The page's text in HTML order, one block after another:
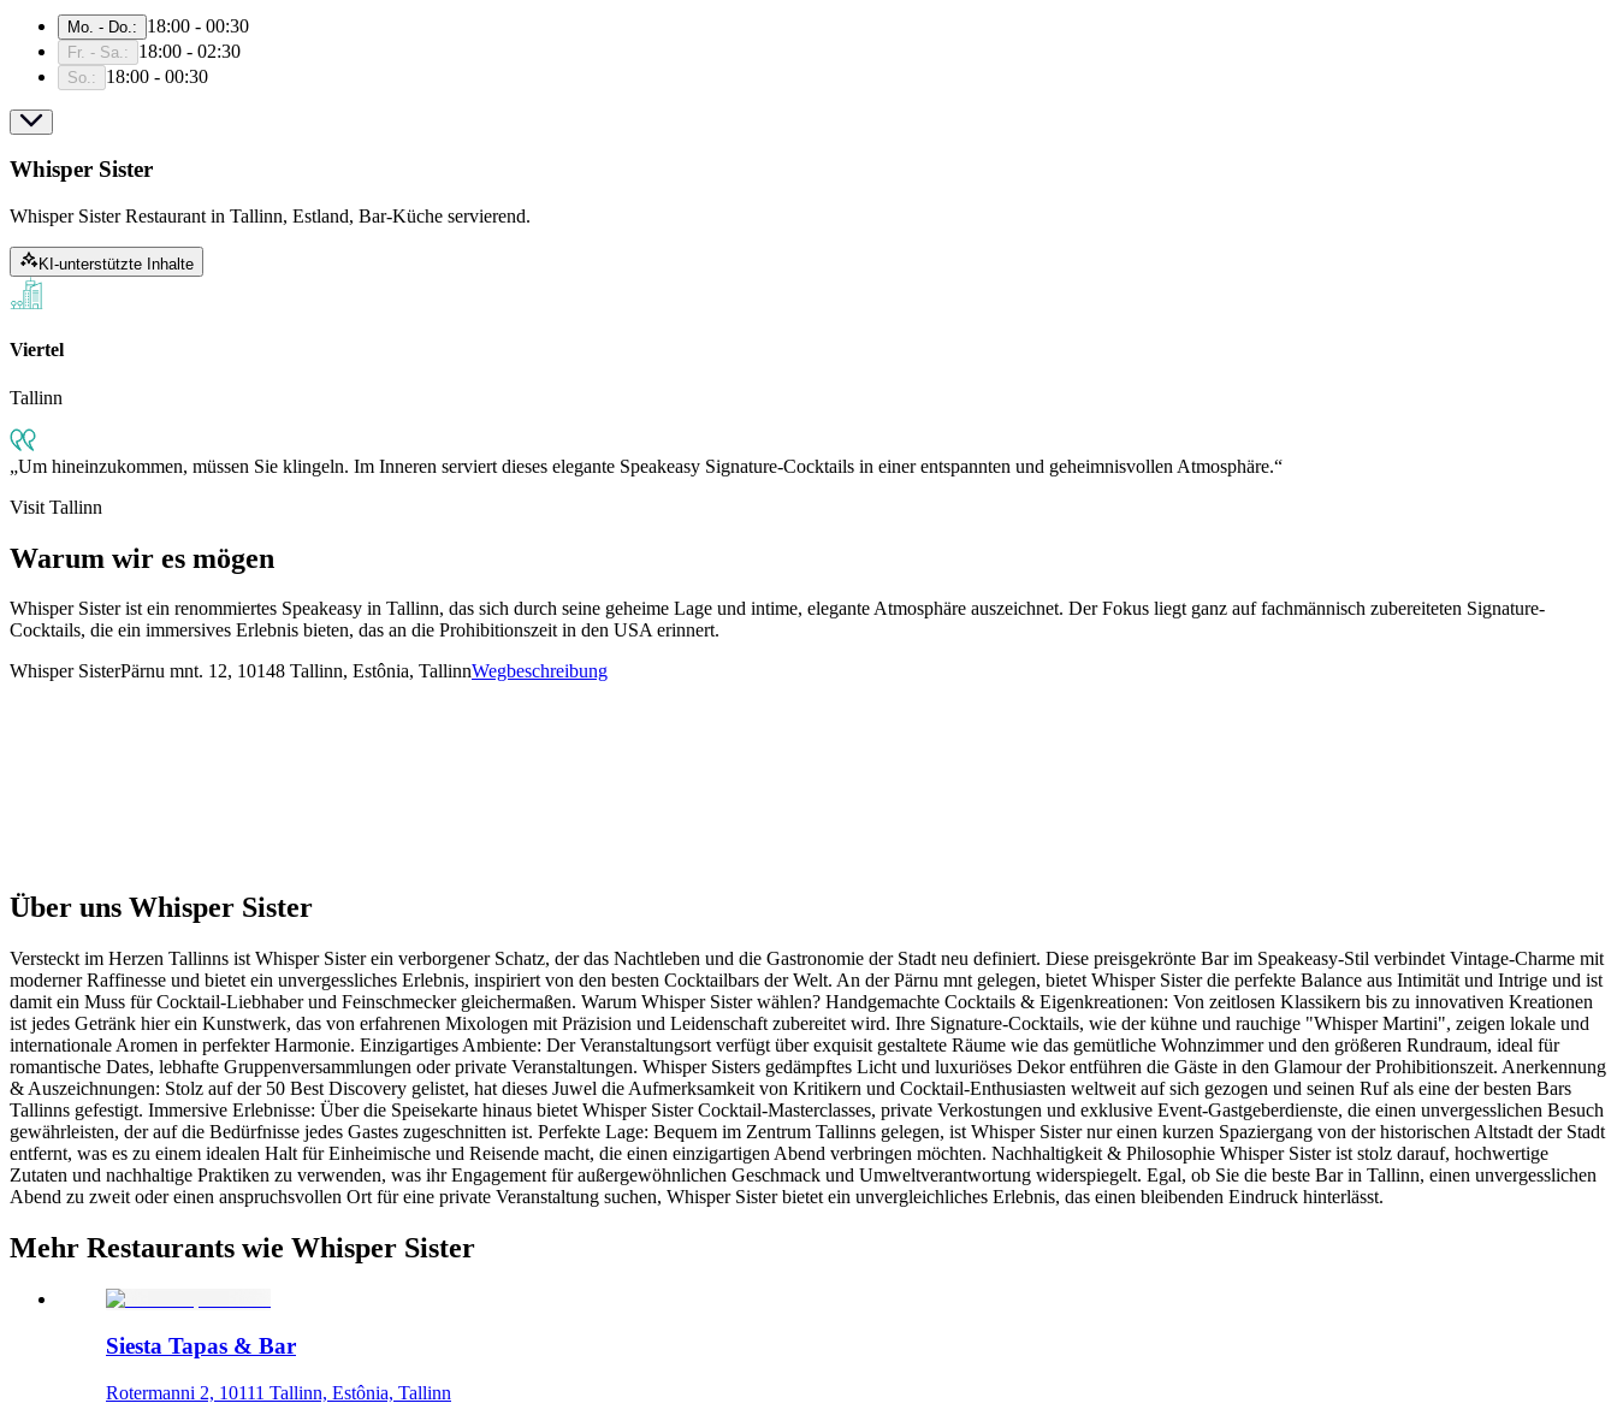
Mo. - Do. : 18:00 - 00:30
Fr. - Sa. : 18:00 - 02:30
So. : 18:00 - 00:30
Whisper Sister
Whisper Sister Restaurant in Tallinn, Estland, Bar-Küche servierend.
KI-unterstützte Inhalte
Viertel
Tallinn
Um hineinzukommen, müssen Sie klingeln. Im Inneren serviert dieses elegante Speakeasy Signature-Cocktails in einer entspannten und geheimnisvollen Atmosphäre.
Visit Tallinn
Warum wir es mögen
Whisper Sister ist ein renommiertes Speakeasy in Tallinn, das sich durch seine geheime Lage und intime, elegante Atmosphäre auszeichnet. Der Fokus liegt ganz auf fachmännisch zubereiteten Signature-
Cocktails, die ein immersives Erlebnis bieten, das an die Prohibitionszeit in den USA erinnert.
Whisper SisterPärnu mnt. 12, 10148 Tallinn, Estônia, TallinnWegbeschreibung
Über uns Whisper Sister
Versteckt im Herzen Tallinns ist Whisper Sister ein verborgener Schatz, der das Nachtleben und die Gastronomie der Stadt neu definiert. Diese preisgekrönte Bar im Speakeasy-Stil verbindet Vintage-Charme mit
moderner Raffinesse und bietet ein unvergessliches Erlebnis, inspiriert von den besten Cocktailbars der Welt. An der Pärnu mnt gelegen, bietet Whisper Sister die perfekte Balance aus Intimität und Intrige und ist
damit ein Muss für Cocktail-Liebhaber und Feinschmecker gleichermaßen. Warum Whisper Sister wählen? Handgemachte Cocktails & Eigenkreationen: Von zeitlosen Klassikern bis zu innovativen Kreationen
ist jedes Getränk hier ein Kunstwerk, das von erfahrenen Mixologen mit Präzision und Leidenschaft zubereitet wird. Ihre Signature-Cocktails, wie der kühne und rauchige "Whisper Martini", zeigen lokale und
internationale Aromen in perfekter Harmonie. Einzigartiges Ambiente: Der Veranstaltungsort verfügt über exquisit gestaltete Räume wie das gemütliche Wohnzimmer und den größeren Rundraum, ideal für
romantische Dates, lebhafte Gruppenversammlungen oder private Veranstaltungen. Whisper Sisters gedämpftes Licht und luxuriöses Dekor entführen die Gäste in den Glamour der Prohibitionszeit. Anerkennung
& Auszeichnungen: Stolz auf der 50 Best Discovery gelistet, hat dieses Juwel die Aufmerksamkeit von Kritikern und Cocktail-Enthusiasten weltweit auf sich gezogen und seinen Ruf als eine der besten Bars
Tallinns gefestigt. Immersive Erlebnisse: Über die Speisekarte hinaus bietet Whisper Sister Cocktail-Masterclasses, private Verkostungen und exklusive Event-Gastgeberdienste, die einen unvergesslichen Besuch
gewährleisten, der auf die Bedürfnisse jedes Gastes zugeschnitten ist. Perfekte Lage: Bequem im Zentrum Tallinns gelegen, ist Whisper Sister nur einen kurzen Spaziergang von der historischen Altstadt der Stadt
entfernt, was es zu einem idealen Halt für Einheimische und Reisende macht, die einen einzigartigen Abend verbringen möchten. Nachhaltigkeit & Philosophie Whisper Sister ist stolz darauf, hochwertige
Zutaten und nachhaltige Praktiken zu verwenden, was ihr Engagement für außergewöhnlichen Geschmack und Umweltverantwortung widerspiegelt. Egal, ob Sie die beste Bar in Tallinn, einen unvergesslichen
Abend zu zweit oder einen anspruchsvollen Ort für eine private Veranstaltung suchen, Whisper Sister bietet ein unvergleichliches Erlebnis, das einen bleibenden Eindruck hinterlässt.
Mehr Restaurants wie Whisper Sister
Siesta Tapas & Bar
Rotermanni 2, 10111 Tallinn, Estônia, Tallinn